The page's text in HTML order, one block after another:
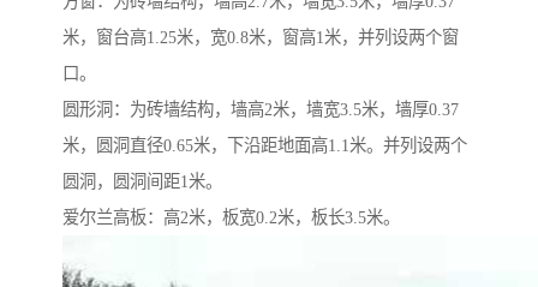
米，窗台高1.25米，宽0.8米，窗高1米，并列设两个窗
口。
圆形洞：为砖墙结构，墙高2米，墙宽3.5米，墙厚0.37
米，圆洞直径0.65米，下沿距地面高1.1米。并列设两个
圆洞，圆洞间距1米。
爱尔兰高板：高2米，板宽0.2米，板长3.5米。